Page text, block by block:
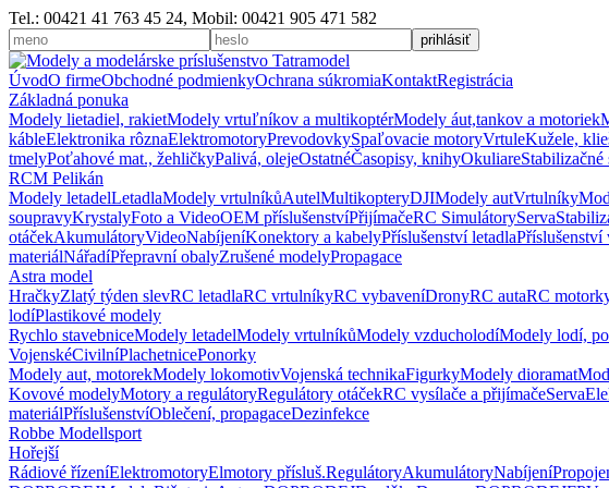
Tel.: 00421 41 763 45 24, Mobil: 00421 905 471 582
ÚvodO firmeObchodné podmienkyOchrana súkromiaKontaktRegistrácia
Základná ponuka
Modely lietadiel, rakietModely vrtuľníkov a multikoptérModely áut,tankov a motoriek
kábleElektronika rôznaElektromotoryPrevodovkySpaľovacie motoryVrtuleKužele,
tmelyPoťahové mat., žehličkyPalivá, olejeOstatnéČasopisy, knihyOkuliareStabilizačné
RCM Pelikán
Modely letadelLetadlaModely vrtulníkůAutelMultikopteryDJIModely autVrtulníky
soupravyKrystalyFoto a VideoOEM příslušenstvíPřijímačeRC SimulátoryServa
otáčekAkumulátoryVideoNabíjeníKonektory a kabelyPříslušenství letadla
materiálNářadíPřepravní obalyZrušené modelyPropagace
Astra model
HračkyZlatý týden slevRC letadlaRC vrtulníkyRC vybaveníDronyRC autaRC
lodíPlastikové modely
Rychlo stavebniceModely letadelModely vrtulníkůModely vzducholodíModely lodí,
VojenskéCivilníPlachetnicePonorky
Modely aut, motorekModely lokomotivVojenská technikaFigurkyModely dioramat
Kovové modelyMotory a regulátoryRegulátory otáčekRC vysílače a přijímačeServa
materiálPříslušenstvíOblečení, propagaceDezinfekce
Robbe Modellsport
Hořejší
Rádiové řízeníElektromotoryElmotory přísluš.RegulátoryAkumulátoryNabíjení